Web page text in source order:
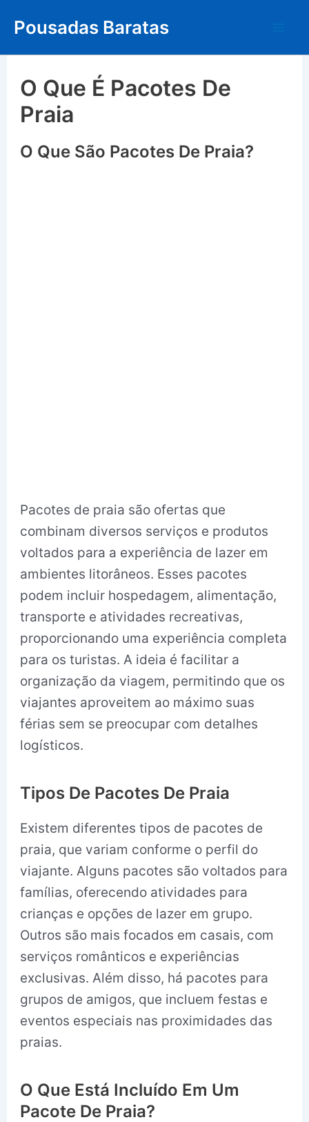
content
Pousadas Baratas
O Que É Pacotes De
Praia
O Que São Pacotes De Praia?
Pacotes de praia são ofertas que
combinam diversos serviços e produtos
voltados para a experiência de lazer em
ambientes litorâneos. Esses pacotes
podem incluir hospedagem, alimentação,
transporte e atividades recreativas,
proporcionando uma experiência completa
para os turistas. A ideia é facilitar a
organização da viagem, permitindo que os
viajantes aproveitem ao máximo suas
férias sem se preocupar com detalhes
logísticos.
Tipos De Pacotes De Praia
Existem diferentes tipos de pacotes de
praia, que variam conforme o perfil do
viajante. Alguns pacotes são voltados para
famílias, oferecendo atividades para
crianças e opções de lazer em grupo.
Outros são mais focados em casais, com
serviços românticos e experiências
exclusivas. Além disso, há pacotes para
grupos de amigos, que incluem festas e
eventos especiais nas proximidades das
praias.
O Que Está Incluído Em Um
Pacote De Praia?